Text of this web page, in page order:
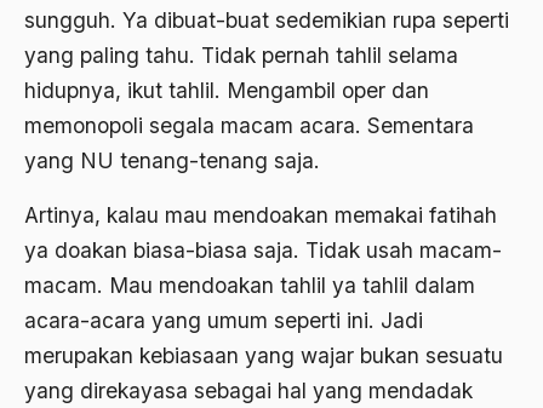
sungguh. Ya dibuat-buat sedemikian rupa seperti
yang paling tahu. Tidak pernah tahlil selama
hidupnya, ikut tahlil. Mengambil oper dan
memonopoli segala macam acara. Sementara
yang NU tenang-tenang saja.
Artinya, kalau mau mendoakan memakai fatihah
ya doakan biasa-biasa saja. Tidak usah macam-
macam. Mau mendoakan tahlil ya tahlil dalam
acara-acara yang umum seperti ini. Jadi
merupakan kebiasaan yang wajar bukan sesuatu
yang direkayasa sebagai hal yang mendadak
Aswad Mahasin
ASWAJA
Asyura 1414
Australia
Austro Melanesia
Ayat Al-Quran